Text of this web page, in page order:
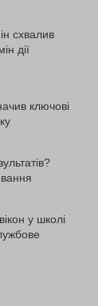
схвалив
дії
ключові
у школі